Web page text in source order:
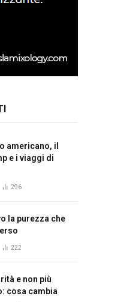
americano, il
e i viaggi di
296
la purezza che
222
e non più
cosa cambia